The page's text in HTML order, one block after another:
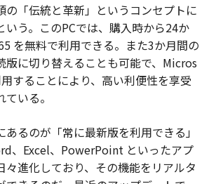
の「伝統と革新」というコンセプトに
いう。このPCでは、購入時から24か
を無料で利用できる。また3か月間の
版に切り替えることも可能で、Micros
することにより、高い利便性を享受
いる。
るのが「常に最新版を利用できる」
、Excel、PowerPoint といったアプ
々進化しており、その機能をリアルタ